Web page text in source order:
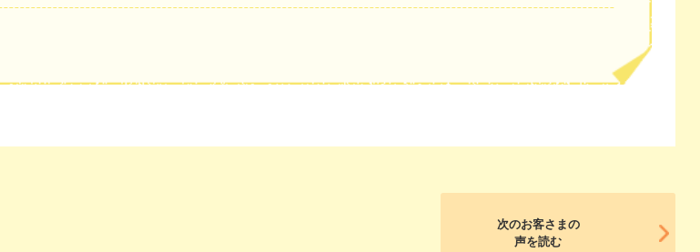
次のお客さまの
声を読む